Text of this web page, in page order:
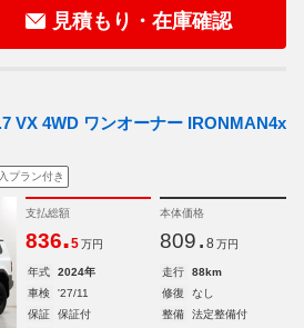
見積もり・在庫確認
VX 4WD ワンオーナー IRONMAN4x
プラン付き
支払総額
836.5 万円
本体価格
809. 8 万円
年式 2024年 走行
88km
車検
'27/11 修復
なし
保証
保証付 整備
法定整備付